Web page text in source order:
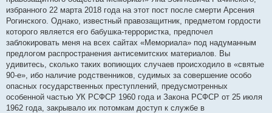
избранного 22 марта 2018 года на этот пост после смерти Арсения
Рогинского. Однако, известный правозащитник, предметом гордости
которого является его бабушка-террористка, предпочел
заблокировать меня на всех сайтах «Мемориала» под надуманным
предлогом распространения антисемитских материалов. Вы
удивитесь, сколько таких вопиющих случаев происходило в «святые
90-е», ибо наличие родственников, судимых за совершение особо
опасных государственных преступлений, предусмотренных
особенной частью УК РСФСР 1960 года и Закона РСФСР от 25 июля
1962 года, закрывало их потомкам доступ к службе в